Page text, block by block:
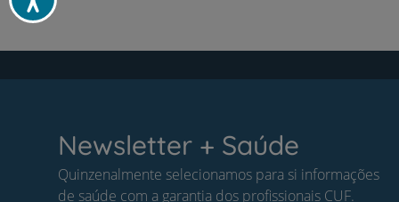
Newsletter + Saúde
Quinzenalmente selecionamos para si informações
de saúde com a garantia dos profissionais CUF.